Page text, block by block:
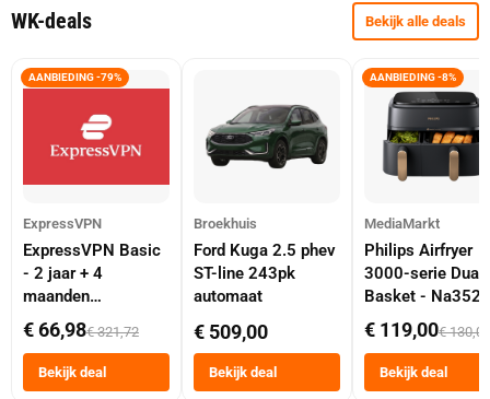
WK-deals Bekijk alle deals
AANBIEDING -79%
ExpressVPN
ExpressVPN Basic
- 2 jaar + 4
maanden
abonnement
€ 66,98€ 321,72
Bekijk deal
Broekhuis
Ford Kuga 2.5 phev
ST-line 243pk
automaat
€ 509,00
Bekijk deal
AANBIEDING -8%
MediaMarkt
Philips Airfryer
3000-serie Dual
Basket -
Dubbele Mand 9
Tot 6 Personen
Heteluchtfriteuse
Zwart
€ 119,00€ 130,00
Bekijk deal